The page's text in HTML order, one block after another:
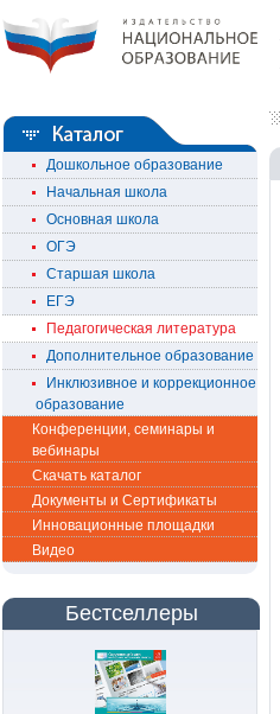
Дошкольное образование
Начальная школа
Основная школа
ОГЭ
Старшая школа
ЕГЭ
Педагогическая литература
Дополнительное образование
Инклюзивное и коррекционное
образование
Конференции, семинары и
вебинары
Скачать каталог
Документы и Сертификаты
Инновационные площадки
Видео
Бестселлеры